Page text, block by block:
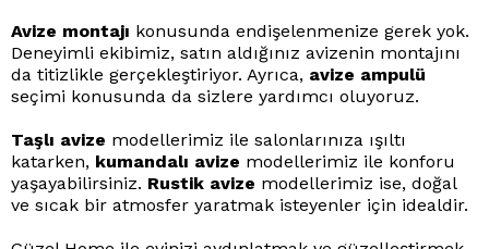
Avize montajı konusunda endişelenmenize gerek yok.
Deneyimli ekibimiz, satın aldığınız avizenin montajını
da titizlikle gerçekleştiriyor. Ayrıca, avize ampulü
seçimi konusunda da sizlere yardımcı oluyoruz.
Taşlı avize modellerimiz ile salonlarınıza ışıltı
katarken, kumandalı avize modellerimiz ile konforu
yaşayabilirsiniz. Rustik avize modellerimiz ise, doğal
ve sıcak bir atmosfer yaratmak isteyenler için idealdir.